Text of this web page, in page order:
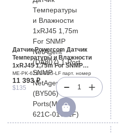
Датчик Powercom Датчик
Температуры и Влажности
1xRJ45 1,75m For SNMP
NetAgent (DA807) 1-Port SNMP
NetAgent II (BY506) 3-
Ports(ME-PK-621C-01G-LF)
ME-PK-621C-01G-LF парт. номер
11 393 ₽
$135 1